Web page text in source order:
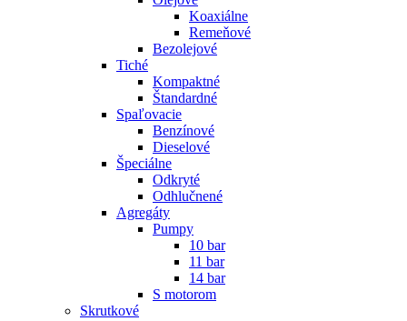
Koaxiálne
Remeňové
Bezolejové
Tiché
Kompaktné
Štandardné
Spaľovacie
Benzínové
Dieselové
Špeciálne
Odkryté
Odhlučnené
Agregáty
Pumpy
10 bar
11 bar
14 bar
S motorom
Skrutkové